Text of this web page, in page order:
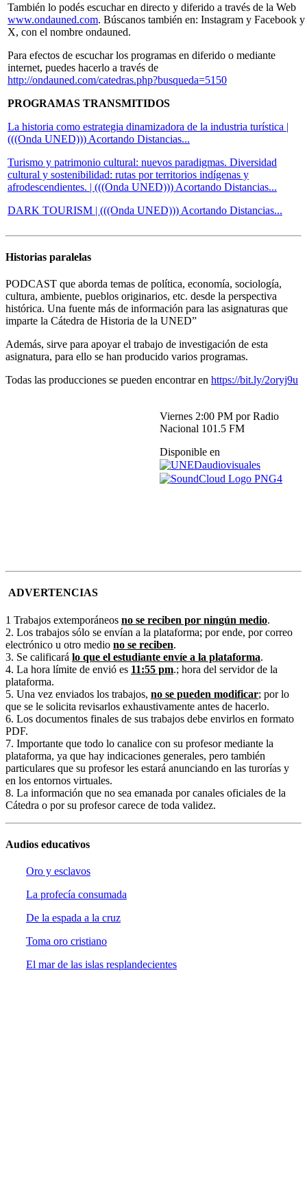
También lo podés escuchar en directo y diferido a través de la Web
www.ondauned.com. Búscanos también en: Instagram y Facebook y
X, con el nombre ondauned.
Para efectos de escuchar los programas en diferido o mediante
internet, puedes hacerlo a través de
http://ondauned.com/catedras.php?busqueda=5150
PROGRAMAS TRANSMITIDOS
La historia como estrategia dinamizadora de la industria turística |
(((Onda UNED))) Acortando Distancias...
Turismo y patrimonio cultural: nuevos paradigmas. Diversidad
cultural y sostenibilidad: rutas por territorios indígenas y
afrodescendientes. | (((Onda UNED))) Acortando Distancias...
DARK TOURISM | (((Onda UNED))) Acortando Distancias...
Historias paralelas
PODCAST que aborda temas de política, economía, sociología,
cultura, ambiente, pueblos originarios, etc. desde la perspectiva
histórica. Una fuente más de información para las asignaturas que
imparte la Cátedra de Historia de la UNED”
Además, sirve para apoyar el trabajo de investigación de esta
asignatura, para ello se han producido varios programas.
Todas las producciones se pueden encontrar en https://bit.ly/2oryj9u
Viernes 2:00 PM por Radio
Nacional 101.5 FM
Disponible en
ADVERTENCIAS
1 Trabajos extemporáneos no se reciben por ningún medio.
2. Los trabajos sólo se envían a la plataforma; por ende, por correo
electrónico u otro medio no se reciben.
3. Se calificará lo que el estudiante envíe a la plataforma.
4. La hora límite de envió es 11:55 pm.; hora del servidor de la
plataforma.
5. Una vez enviados los trabajos, no se pueden modificar; por lo
que se le solicita revisarlos exhaustivamente antes de hacerlo.
6. Los documentos finales de sus trabajos debe envirlos en formato
PDF.
7. Importante que todo lo canalice con su profesor mediante la
plataforma, ya que hay indicaciones generales, pero también
particulares que su profesor les estará anunciando en las turorías y
en los entornos virtuales.
8. La información que no sea emanada por canales oficiales de la
Cátedra o por su profesor carece de toda validez.
Audios educativos
Oro y esclavos
La profecía consumada
De la espada a la cruz
Toma oro cristiano
El mar de las islas resplandecientes